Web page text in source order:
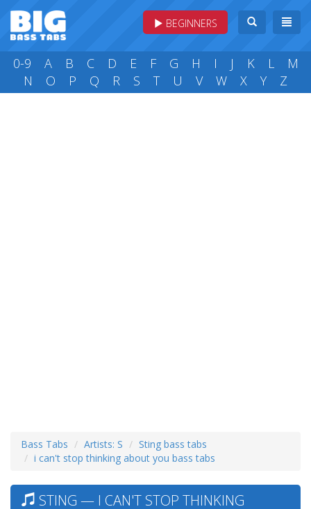
BEGINNERS
0-9 A B C D E F G H I J K L
M
N
O P Q R S T U V W X Y Z
Bass Tabs Artists: S
Sting bass tabs
i can't stop thinking about you bass tabs
STING — I CAN'T STOP THINKING